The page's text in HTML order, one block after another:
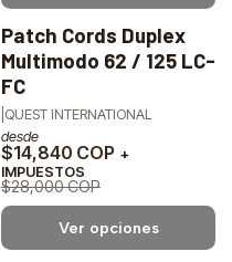
-47%
OFF
Patch Cords Duplex
Multimodo 62 / 125 LC-
FC
QUEST INTERNATIONAL
desde
$14,840 COP +
IMPUESTOS
$28,000 COP
Ver opciones